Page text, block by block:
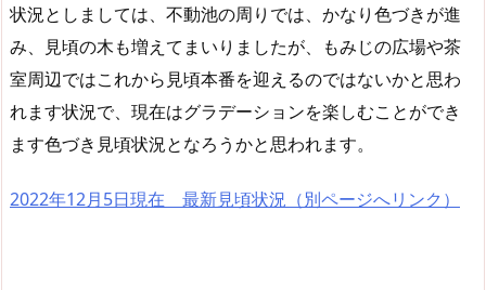
状況としましては、不動池の周りでは、かなり色づきが進
み、見頃の木も増えてまいりましたが、もみじの広場や茶
室周辺ではこれから見頃本番を迎えるのではないかと思わ
れます状況で、現在はグラデーションを楽しむことができ
ます色づき見頃状況となろうかと思われます。
2022年12月5日現在 最新見頃状況（別ページへリンク）